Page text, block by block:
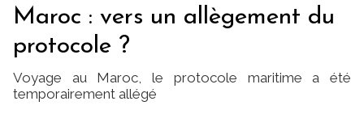
Maroc : vers un allègement du
protocole ?
Voyage au Maroc, le protocole maritime a été
temporairement allégé